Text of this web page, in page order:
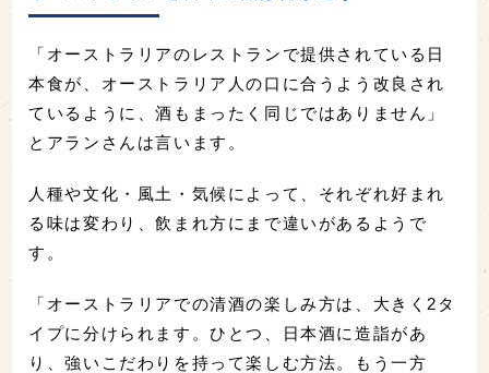
「オーストラリアのレストランで提供されている日
本食が、オーストラリア人の口に合うよう改良され
ているように、酒もまったく同じではありません」
とアランさんは言います。
人種や文化・風土・気候によって、それぞれ好まれ
る味は変わり、飲まれ方にまで違いがあるようで
す。
「オーストラリアでの清酒の楽しみ方は、大きく2タ
イプに分けられます。ひとつ、日本酒に造詣があ
り、強いこだわりを持って楽しむ方法。もう一方